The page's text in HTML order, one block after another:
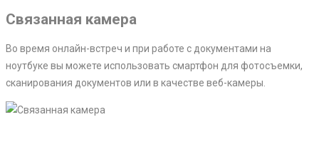
Связанная камера
Во время онлайн-встреч и при работе с документами на
ноутбуке вы можете использовать смартфон для фотосъемки,
сканирования документов или в качестве веб-камеры.